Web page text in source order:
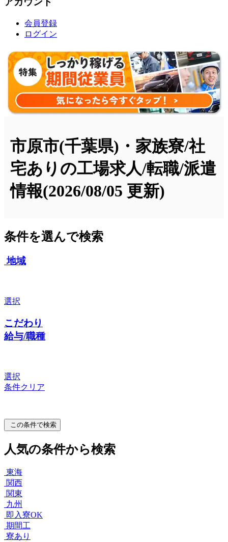
会員登録
ログイン
市原市(千葉県)・家族寮/社
宅ありの工場求人/転職/派遣
情報(2026/08/05 更新)
条件を選んで検索
地域
選択
こだわり
給与/職種
選択
条件クリア
この条件で検索
人気の条件から検索
東海
関西
関東
九州
即入寮OK
期間工
寮あり